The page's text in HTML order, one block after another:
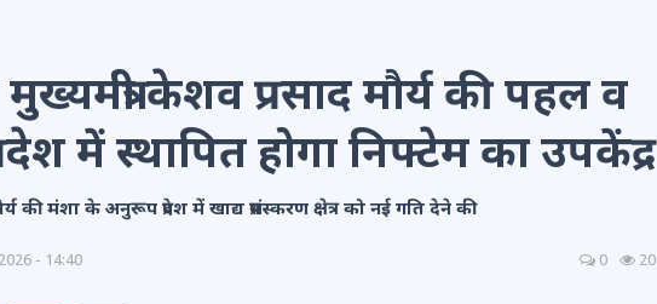
केशव प्रसाद मौर्य की पहल व
में स्थापित होगा निफ्टेम का उपकेंद्र
की मंशा के अनुरूप प्रदेश में खाद्य प्रसंस्करण क्षेत्र को नई गति देने की
- 14:40 0 20